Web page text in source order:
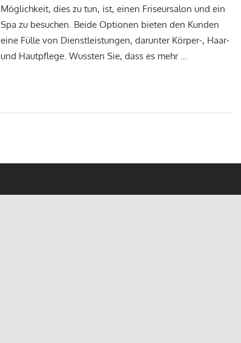
Möglichkeit, dies zu tun, ist, einen Friseursalon und ein
Spa zu besuchen. Beide Optionen bieten den Kunden
eine Fülle von Dienstleistungen, darunter Körper-, Haar-
und Hautpflege. Wussten Sie, dass es mehr …